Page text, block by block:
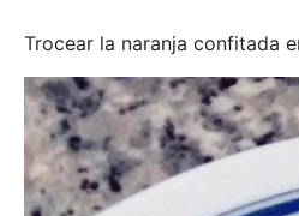
Trocear la naranja confitada